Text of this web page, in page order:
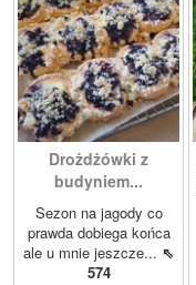
Drożdżówki z
budyniem...
Sezon na jagody co
prawda dobiega końca
ale u mnie jeszcze... ⇖
574